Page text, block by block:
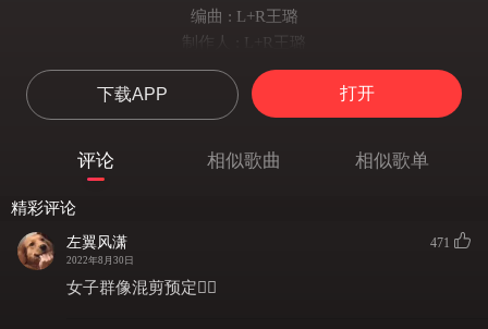
编曲 : L+R王璐
制作人 : L+R王璐
出品人 : 林颖/陆瑒
都说水中月不比那镜中花
伸手捧一掬空掌心无他不见月牙
我叹 我想 我情不自禁观想观想
淌过身旁的人 呢喃自称 吝啬这湿吻
太美我不敢看 窥探这一半 多情又如何
下载APP 打开
评论 相似歌曲 相似歌单
精彩评论
左翼风潇
2022年8月30日
471
女子群像混剪预定👌🏻